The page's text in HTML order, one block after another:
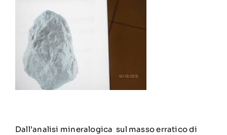
Dall’analisi mineralogica sul masso erratico di